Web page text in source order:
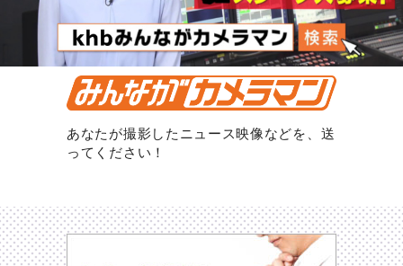
あなたが撮影したニュース映像などを、送
ってください！